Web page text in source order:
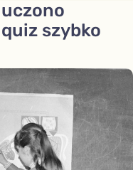
szybko